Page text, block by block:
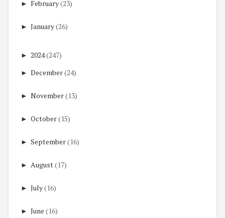
► February(23)
► January(26)
► 2024(247)
► December(24)
► November(13)
► October(15)
► September(16)
► August(17)
► July(16)
► June (16)